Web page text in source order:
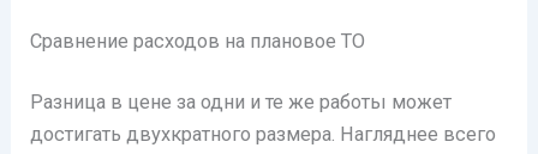
Сравнение расходов на плановое ТО
Разница в цене за одни и те же работы может
достигать двухкратного размера. Нагляднее всего